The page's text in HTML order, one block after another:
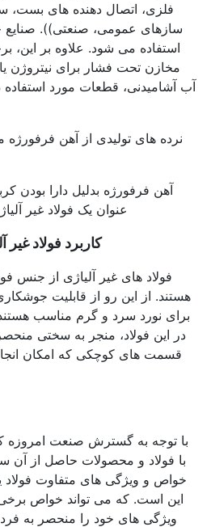
فلزی، اتصال دهنده های
سازهای عمومی، صنعتی)). صنایع
استفاده می شود. علاوه بر این،
مخازن تحت فشار برای نیتروژن یا
آب آشامیدنی، قطعات مورد
نرده های تولیدی از آهن فرفورژه
آهن فرفورژه بدلیل دارا بودن
عنوان یک فولاد غیر
کاربرد فولاد
فولاد های غیر آلیاژی از جنس
هستند. از این رو از قابلیت
برای نورد سرد و گرم مناسب
در این فولاد، منجر به سختی
قسمت های کوچکی که امکان
با توجه به گسترش صنعت امروزه
با فولاد و محصولات حاصل از آن
خواص و ویژگی های متفاوت
این است. که می تواند خواص
ویژگی های خود را منحصر به فرد